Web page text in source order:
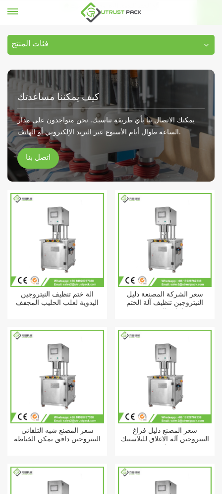
آلة الختم اليدوي النيتروجين
فئات المنتج
كيف يمكننا مساعدتك
يمكنك الاتصال بنا بأي طريقة تناسبك. نحن متواجدون على مدار
الساعة طوال أيام الأسبوع عبر البريد الإلكتروني أو الهاتف.
اتصل بنا
آلة ختم تنظيف النيتروجين
اليدوية لعلب الحليب المجفف
سعر الشركة المصنعة دليل
النيتروجين تنظيف آلة الختم
سعر المصنع شبه التلقائي
النيتروجين دافق يمكن الخياطه
سعر المصنع دليل فراغ
النيتروجين آلة الاغلاق للبلاستيك